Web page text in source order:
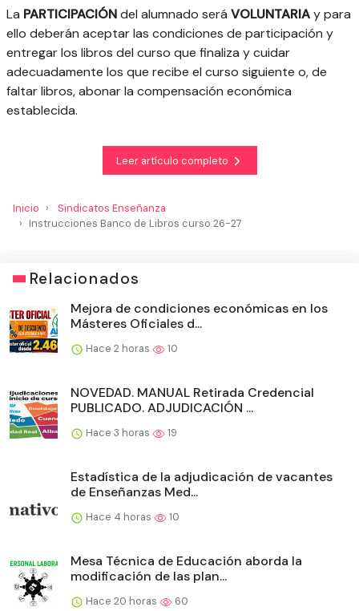
La PARTICIPACIÓNdel alumnado será VOLUNTARIAy para
ello deberán aceptar las condiciones de participación y
entregar los libros del curso que finaliza y cuidar
adecuadamente los que recibe el curso siguiente o, de
faltar libros, abonar la compensación económica
establecida.
Leer artículo completo
Inicio
Sindicatos Enseñanza
Instrucciones Banco de Libros curso 26-27
Relacionados
Mejora de condiciones económicas en los
Másteres Oficiales d...
Hace 2 horas 10
NOVEDAD. MANUAL Retirada Credencial
PUBLICADO. ADJUDICACIÓN ...
Hace 3 horas 19
Estadística de la adjudicación de vacantes
de Enseñanzas Med...
Hace 4 horas 10
Mesa Técnica de Educación aborda la
modificación de las plan...
Hace 20 horas 60